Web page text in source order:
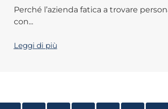
Perché l’azienda fatica a trovare
con...
Leggi di più